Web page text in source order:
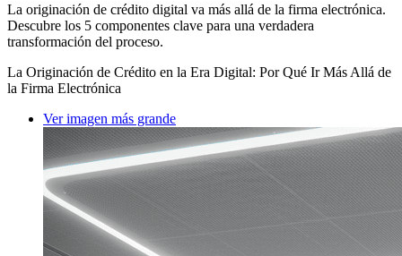
La originación de crédito digital va más allá de la firma electrónica.
Descubre los 5 componentes clave para una verdadera
transformación del proceso.
La Originación de Crédito en la Era Digital: Por Qué Ir Más Allá de
la Firma Electrónica
Ver imagen más grande